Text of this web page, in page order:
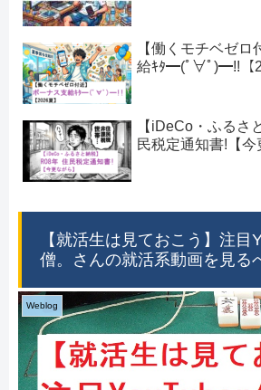
【働くモチベゼ
給ｷﾀ━(ﾟ∀ﾟ)━!!【
【iDeCo・ふるさ
民税定通知書!【今
【就活生は見ておこう】注目
僧。さんの就活系動画を見る
Weblog